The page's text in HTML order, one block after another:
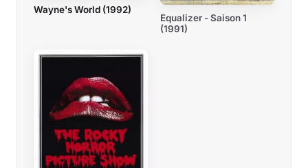
Wayne's World (1992)
Equalizer - Saison 1
(1991)